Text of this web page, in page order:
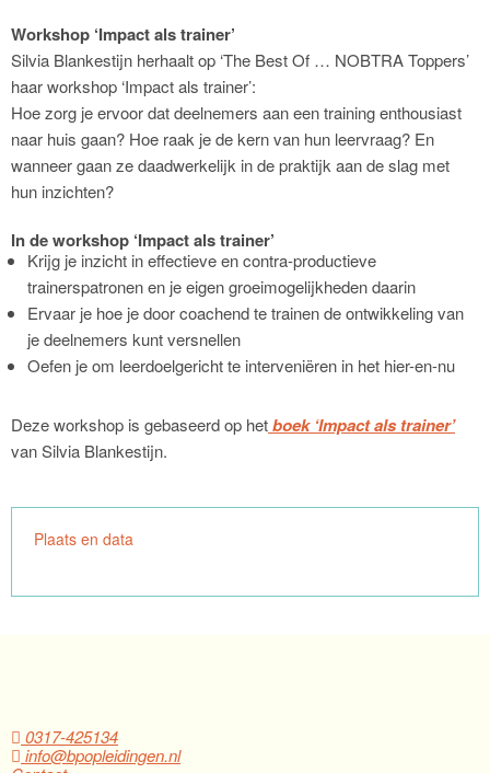
Workshop ‘Impact als trainer’
Silvia Blankestijn herhaalt op ‘The Best Of … NOBTRA Toppers’
haar workshop ‘Impact als trainer’:
Hoe zorg je ervoor dat deelnemers aan een training enthousiast
naar huis gaan? Hoe raak je de kern van hun leervraag? En
wanneer gaan ze daadwerkelijk in de praktijk aan de slag met
hun inzichten?
In de workshop ‘Impact als trainer’
Krijg je inzicht in effectieve en contra-productieve
trainerspatronen en je eigen groeimogelijkheden daarin
Ervaar je hoe je door coachend te trainen de ontwikkeling van
je deelnemers kunt versnellen
Oefen je om leerdoelgericht te interveniëren in het hier-en-nu
Deze workshop is gebaseerd op hetboek ‘Impact als trainer’
van Silvia Blankestijn.
Plaats en data
0317-425134
info@bpopleidingen.nl